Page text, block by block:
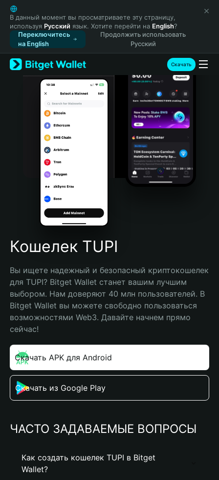
English
日本語
Tiếng Việt
Русский
Español (Latinoamérica)
Türkçe
Italiano
Português (Portugal)
Bahasa Indonesia
Português (Brasil)
Español (Argentina)
В данный момент вы просматриваете эту страницу,
используя Русский язык. Хотите перейти на English?
Переключитесь
на English
Продолжить использовать
Русский
Скачать
Кошелек TUPI
Вы ищете надежный и безопасный криптокошелек
для TUPI? Bitget Wallet станет вашим лучшим
выбором. Нам доверяют 40 млн пользователей. В
Bitget Wallet вы можете свободно пользоваться
возможностями Web3. Давайте начнем прямо
сейчас!
Скачать APK для Android
Скачать из Google Play
ЧАСТО ЗАДАВАЕМЫЕ ВОПРОСЫ
Как создать кошелек TUPI в Bitget
Wallet?